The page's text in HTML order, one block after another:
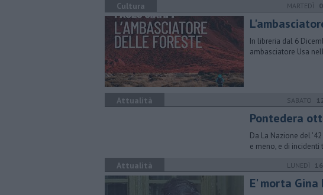
Cultura MARTEDÌ
In libreria dal 6
ambasciatore Usa
Attualità SABATO
Pontedera
Da La Nazione del
e meno, e di incidenti
Attualità LUNEDÌ
E' morta